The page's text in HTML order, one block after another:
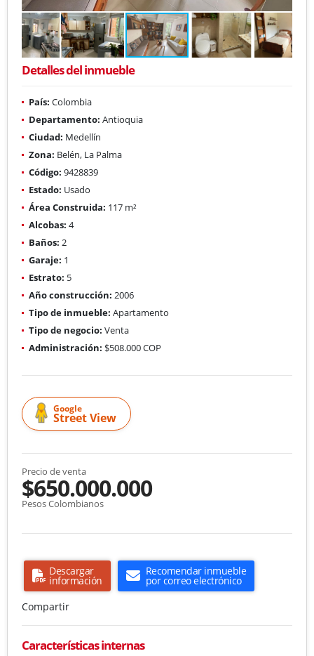
Detalles del inmueble
País: Colombia
Departamento: Antioquia
Ciudad: Medellín
Zona: Belén, La Palma
Código: 9428839
Estado: Usado
Área Construida: 117 m²
Alcobas: 4
Baños: 2
Garaje: 1
Estrato: 5
Año construcción: 2006
Tipo de inmueble: Apartamento
Tipo de negocio: Venta
Administración: $508.000 COP
Google
Street View
Precio de venta
$650.000.000
Pesos Colombianos
Descargar
información
Recomendar inmueble
por correo electrónico
Compartir
Características internas